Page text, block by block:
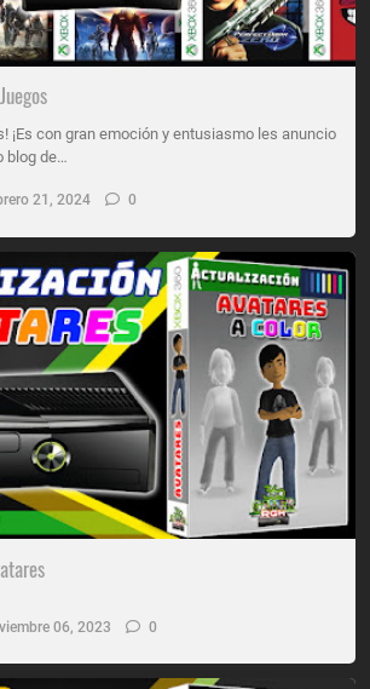
¡Es con gran emoción y entusiasmo les anuncio
blog de…
21, 2024 0
06, 2023 0